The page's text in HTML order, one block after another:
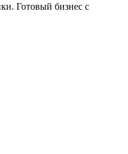
Готовый бизнес с